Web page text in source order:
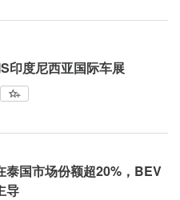
印度尼西亚国际车展
泰国市场份额超20%，BEV
导